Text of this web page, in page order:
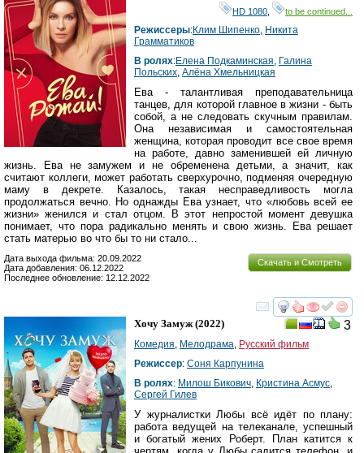
HD 1080 to be continued...
Режиссеры:Клим Шипенко, Никита
Грамматиков
В ролях:Елена Подкаминская, Галина
Польских, Алёна Хмельницкая
Ева - талантливая преподавательница
танцев, для которой главное в жизни - быть
собой, а не следовать скучным правилам.
Она независимая и самостоятельная
женщина, которая проводит все свое время
на работе, давно заменившей ей личную
жизнь. Ева не замужем и не обременена детьми, а значит, как
считают коллеги, может работать сверхурочно, подменяя очередную
маму в декрете. Казалось, такая несправедливость могла
продолжаться вечно. Но однажды Ева узнает, что «любовь всей ее
жизни» женился и стал отцом. В этот непростой момент девушка
понимает, что пора радикально менять и свою жизнь. Ева решает
стать матерью во что бы то ни стало...
Скачать и Смотреть
Дата выхода фильма: 20.09.2022
Дата добавления: 06.12.2022
Последнее обновление: 12.12.2022
смотреть
3
Хочу Замуж (2022)
Комедия, Мелодрама, Русский фильм
Режиссер: Соня Карпунина
В ролях: Милош Бикович, Кристина Асмус,
Сергей Гилев
У журналистки Любы всё идёт по плану:
работа ведущей на телеканале, успешный
и богатый жених Роберт. План катится к